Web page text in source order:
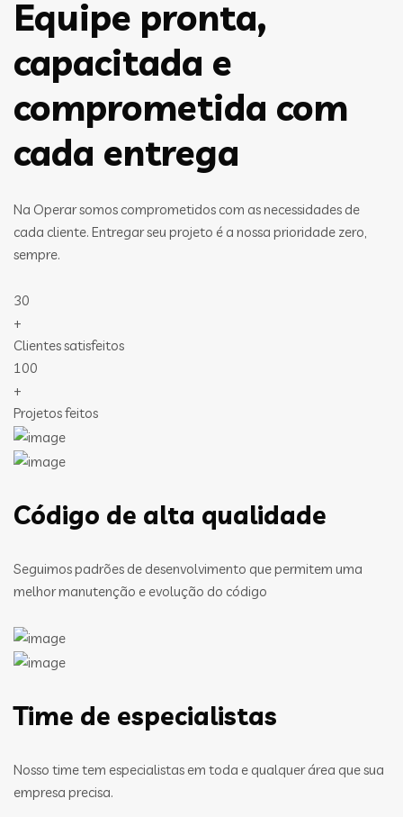
Equipe pronta,
capacitada e
comprometida com
cada entrega
Na Operar somos comprometidos com as necessidades de
cada cliente. Entregar seu projeto é a nossa prioridade zero,
sempre.
30
+
Clientes satisfeitos
100
+
Projetos feitos
Código de alta qualidade
Seguimos padrões de desenvolvimento que permitem uma
melhor manutenção e evolução do código
Time de especialistas
Nosso time tem especialistas em toda e qualquer área que sua
empresa precisa.